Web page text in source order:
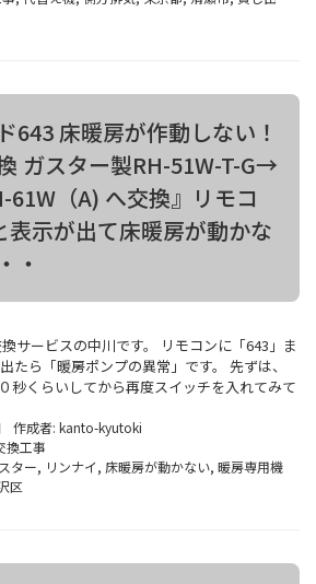
643 床暖房が作動しない！
ガスター製RH-51W-T-G→
61W（A) へ交換』リモコ
表示が出て床暖房が動かな
・
サービスの中川です。 リモコンに「643」ま
たら「暖房ポンプの異常」です。 先ずは、
秒くらいしてから再度スイッチを入れてみて
作成者: kanto-kyutoki
換工事
ター, リンナイ, 床暖房が動かない, 暖房専用機
区